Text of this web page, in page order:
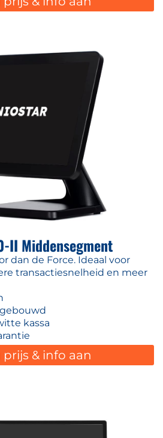
II Middensegment
dan de Force. Ideaal voor
transactiesnelheid en meer
kassa
prijs & info aan